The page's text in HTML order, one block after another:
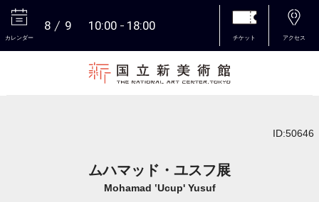
カレンダー
8 9 10:00 18:00
チケット アクセス
ID:50646
ムハマッド・ユスフ展
Mohamad ‛Ucup' Yusuf